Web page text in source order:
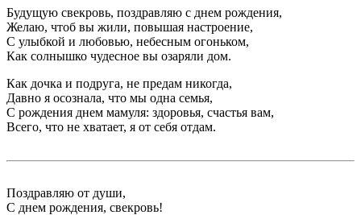
Будущую свекровь, поздравляю с днем рождения,
Желаю, чтоб вы жили, повышая настроение,
С улыбкой и любовью, небесным огоньком,
Как солнышко чудесное вы озаряли дом.
Как дочка и подруга, не предам никогда,
Давно я осознала, что мы одна семья,
С рождения днем мамуля: здоровья, счастья вам,
Всего, что не хватает, я от себя отдам.
Поздравляю от души,
С днем рождения, свекровь!